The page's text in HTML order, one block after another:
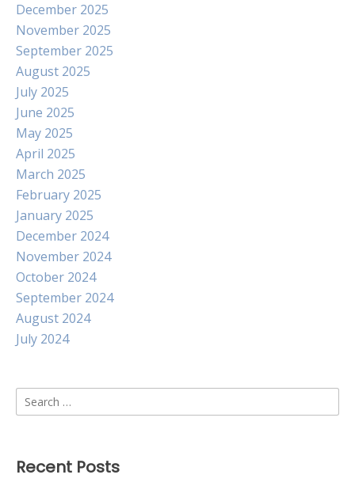
December 2025
November 2025
September 2025
August 2025
July 2025
June 2025
May 2025
April 2025
March 2025
February 2025
January 2025
December 2024
November 2024
October 2024
September 2024
August 2024
July 2024
Search
for:
Recent Posts